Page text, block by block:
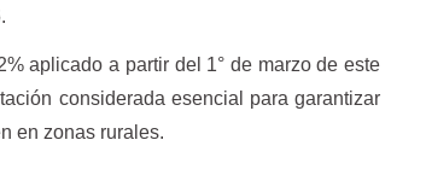
aplicado a partir del 1° de marzo de este
considerada esencial para garantizar
en zonas rurales.